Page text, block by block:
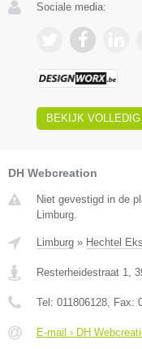
Sociale media:
BEKIJK VOLLEDIG
DH Webcreation
Niet gevestigd in de
Limburg.
Limburg » Hechtel
Resterheidestraat 1
Tel: 011806128 , Fax:
E-mail › DH